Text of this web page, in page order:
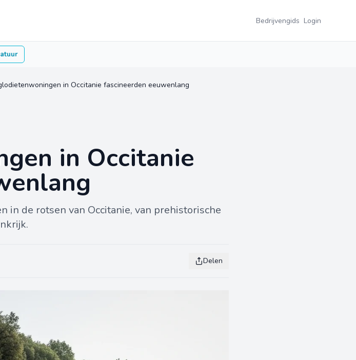
Bedrijvengids Login
in Occitanie fascineerden eeuwenlang
in Occitanie
in de rotsen van Occitanie, van prehistorische
Delen